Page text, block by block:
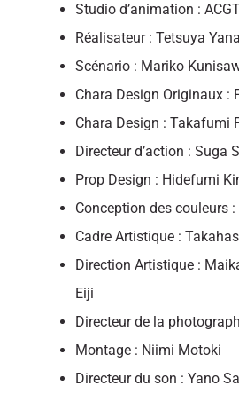
Studio d’animation :
Réalisateur : Tetsuya
Scénario : Mariko
Chara Design Originaux :
Chara Design : Takafumi
Directeur d’action : Suga
Prop Design : Hidefumi
Conception des couleurs
Cadre Artistique :
Direction Artistique :
Eiji
Directeur de la
Montage : Niimi Motoki
Directeur du son : Yano